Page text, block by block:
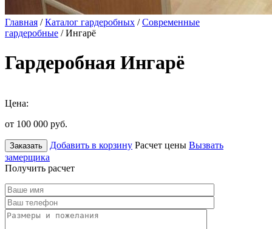
Главная /Каталог гардеробных /Современные
гардеробные / Ингарё
Гардеробная Ингарё
Цена:
от 100 000 руб.
Заказать Добавить в корзину Расчет цены Вызвать
замерщика
Получить расчет